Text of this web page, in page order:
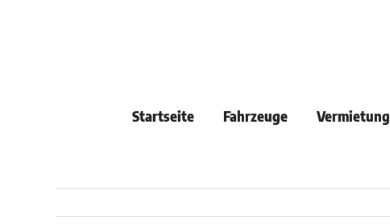
Startseite Fahrzeuge Vermietung